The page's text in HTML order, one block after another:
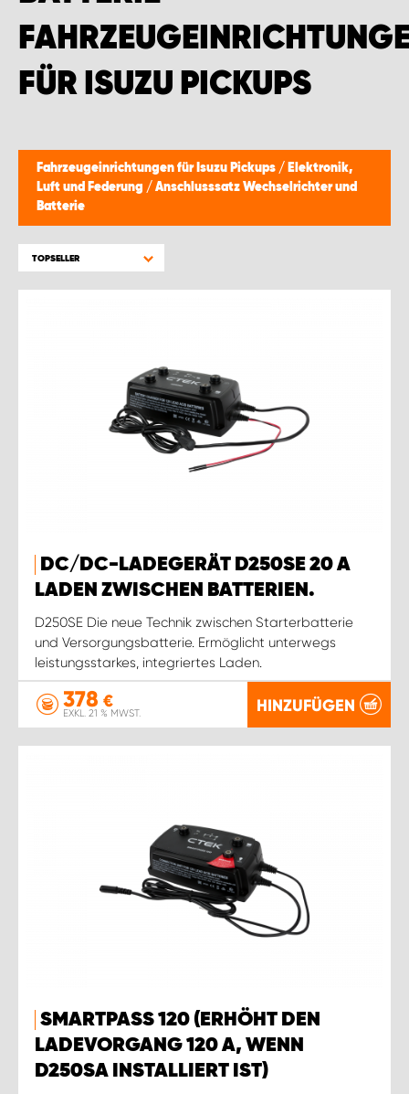
FÜR ISUZU PICKUPS
Fahrzeugeinrichtungen für Isuzu Pickups / Elektronik,
Luft und Federung / Anschlusssatz Wechselrichter und
Batterie
TOPSELLER
DC/DC-LADEGERÄT D250SE 20 A
LADEN ZWISCHEN BATTERIEN.
D250SE Die neue Technik zwischen Starterbatterie
und Versorgungsbatterie. Ermöglicht unterwegs
leistungsstarkes, integriertes Laden.
378 €
EXKL. 21 % MWST. HINZUFÜGEN
SMARTPASS 120 (ERHÖHT DEN
LADEVORGANG 120 A, WENN
D250SA INSTALLIERT IST)
WORK SYSTEM WORK SYSTEM BRÜGGE